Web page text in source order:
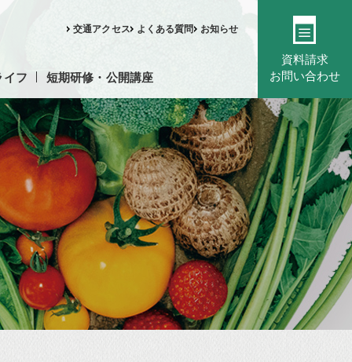
交通アクセス よくある質問 お知らせ
イフ 短期研修・公開講座
資料請求
お問い合わせ